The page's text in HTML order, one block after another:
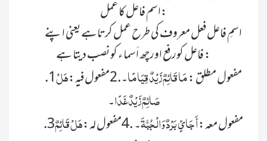
اسم فاعل کا عمل:
اسمِ فاعل فعل معروف کی طرح عمل کرتاہے یعنی اپنے
فاعل کورفع اورچھ اَسما ء کو نصب دیتا ہے :
.1مفعول مطلق :مَا قَائِمٌ زَیْدٌ قِیَامًا۔.2مفعول فیہ:
ہَلْ
صَائِمٌ زَیْدٌ غَدًا۔
.3مفعول معہ:أَ جَائٍ بَرْدٌ وَالْجُبَّۃَ۔ .4مفعول لہ:
ہَلْ قَائِمٌ